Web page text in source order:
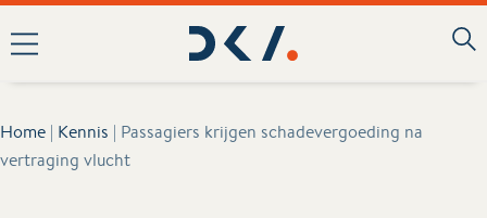
Home | Kennis | Passagiers krijgen schadevergoeding na
vertraging vlucht